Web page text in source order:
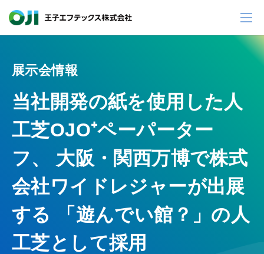
展示会情報
当社開発の紙を使用した人
工芝OJO⁺ペーパーター
フ、 大阪・関西万博で株式
会社ワイドレジャーが出展
する 「遊んでい館？」の人
工芝として採用